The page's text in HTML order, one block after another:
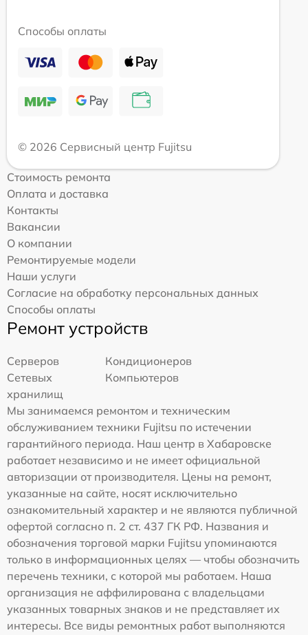
Способы оплаты
© 2026 Сервисный центр Fujitsu
Стоимость ремонта
Оплата и доставка
Контакты
Вакансии
О компании
Ремонтируемые модели
Наши услуги
Согласие на обработку персональных данных
Способы оплаты
Ремонт устройств
Серверов
Кондиционеров
Сетевых
хранилищ
Компьютеров
Мы занимаемся ремонтом и техническим
обслуживанием техники Fujitsu по истечении
гарантийного периода. Наш центр в Хабаровске
работает независимо и не имеет официальной
авторизации от производителя. Цены на ремонт,
указанные на сайте, носят исключительно
ознакомительный характер и не являются публичной
офертой согласно п. 2 ст. 437 ГК РФ. Названия и
обозначения торговой марки Fujitsu упоминаются
только в информационных целях — чтобы обозначить
перечень техники, с которой мы работаем. Наша
организация не аффилирована с владельцами
указанных товарных знаков и не представляет их
интересы. Все виды ремонтных работ выполняются